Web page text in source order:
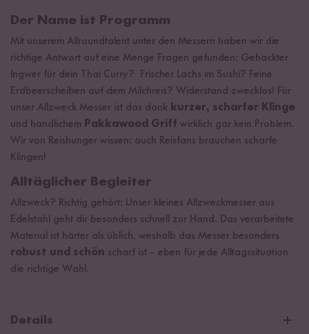
Der Name ist Programm
Mit unserem Allroundtalent unter den Messern haben wir die
richtige Antwort auf eine Menge Fragen gefunden: Gehackter
Ingwer für dein Thai Curry? Frischer Lachs im Sushi? Feine
Erdbeerscheiben auf dem Milchreis? Widerstand zwecklos! Für
unser Allzweck Messer ist das dank kurzer, scharfer Klinge
und handlichem Pakkawood Griff wirklich gar kein Problem.
Wir von Reishunger wissen: auch Reisfans brauchen scharfe
Klingen!
Alltäglicher Begleiter
Allzweck? Richtig gehört: Unser kleines Allzweckmesser aus
Edelstahl geht dir besonders schnell zur Hand. Das verarbeitete
Material ist härter als üblich, weshalb das Messer besonders
robust und schön scharf ist – eben für jede Alltagssituation
die richtige Wahl.
Details